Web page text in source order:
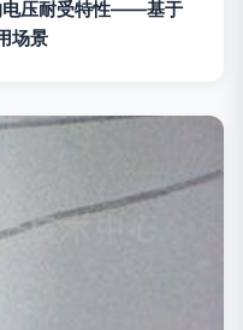
电压耐受特性——基于
场景